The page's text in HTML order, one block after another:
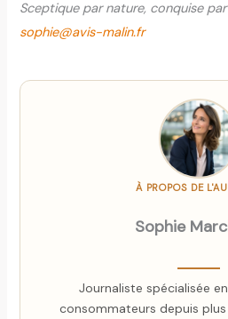
Sceptique par nature, conquise
sophie@avis-malin.fr
À PROPOS DE
Sophie
Journaliste spécialisée
consommateurs depuis